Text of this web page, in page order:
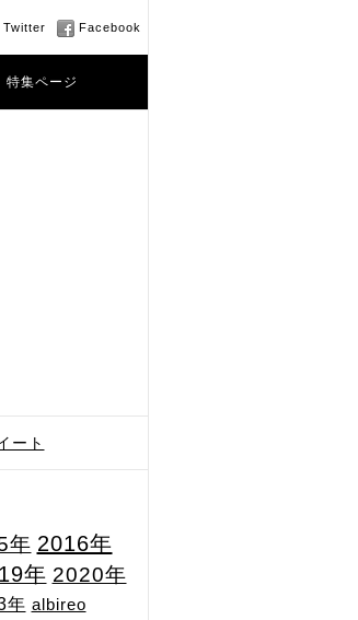
Twitter Facebook
特集ページ
ート
年 2016年
年 2020年
年 albireo